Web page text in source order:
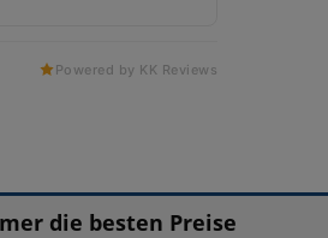
Powered by KK Reviews
die besten Preise